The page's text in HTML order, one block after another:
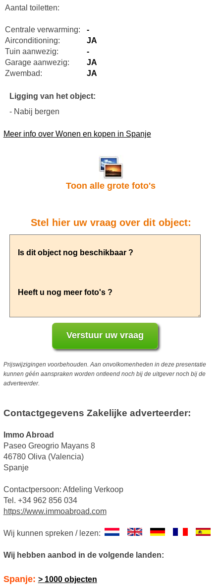
Aantal toiletten:
Centrale verwarming:
-
Airconditioning:
JA
Tuin aanwezig:
-
Garage aanwezig:
JA
Zwembad:
JA
Ligging van het object:
- Nabij bergen
Meer info over Wonen en kopen in Spanje
Toon alle grote foto's
Stel hier uw vraag over dit object:
Prijswijzigingen voorbehouden. Aan onvolkomenheden in deze presentatie
kunnen géén aanspraken worden ontleend noch bij de uitgever noch bij de
adverteerder.
Contactgegevens Zakelijke adverteerder:
Immo Abroad
Paseo Greogrio Mayans 8
46780 Oliva (Valencia)
Spanje
Contactpersoon: Afdeling Verkoop
Tel. +34 962 856 034
https://www.immoabroad.com
Wij kunnen spreken / lezen:
Wij hebben aanbod in de volgende landen:
Spanje: > 1000 objecten